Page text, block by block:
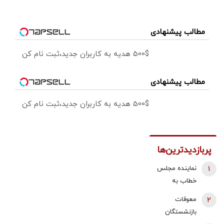
مطالب پیشنهادی
500$ هدیه به کاربران جدید،ثبت نام کن
مطالب پیشنهادی
500$ هدیه به کاربران جدید،ثبت نام کن
پربازدیدترین‌ها
نماینده مجلس
خطاب به
هستید، نه
1
معوقات
بازنشستگان
2